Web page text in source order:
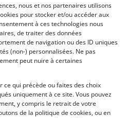
nous et nos partenaires utilisons
pour stocker et/ou accéder aux
à ces technologies nous
de traiter des données
de navigation ou des ID uniques
(non-) personnalisées. Ne pas
peut nuire à certaines
ce qui précède ou faites des choix
uniquement à ce site. Vous pouvez
y compris le retrait de votre
de la politique de cookies, ou en